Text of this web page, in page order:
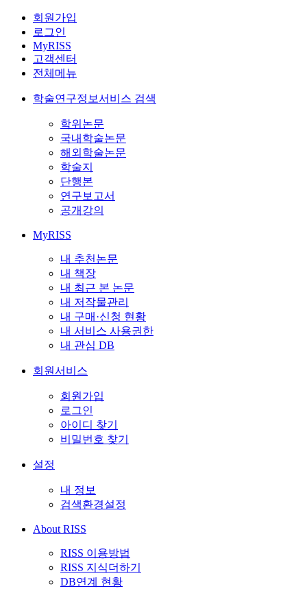
회원가입
로그인
MyRISS
고객센터
전체메뉴
학술연구정보서비스 검색
학위논문
국내학술논문
해외학술논문
학술지
단행본
연구보고서
공개강의
MyRISS
내 추천논문
내 책장
내 최근 본 논문
내 저작물관리
내 구매·신청 현황
내 서비스 사용권한
내 관심 DB
회원서비스
회원가입
로그인
아이디 찾기
비밀번호 찾기
설정
내 정보
검색환경설정
About RISS
RISS 이용방법
RISS 지식더하기
DB연계 현황